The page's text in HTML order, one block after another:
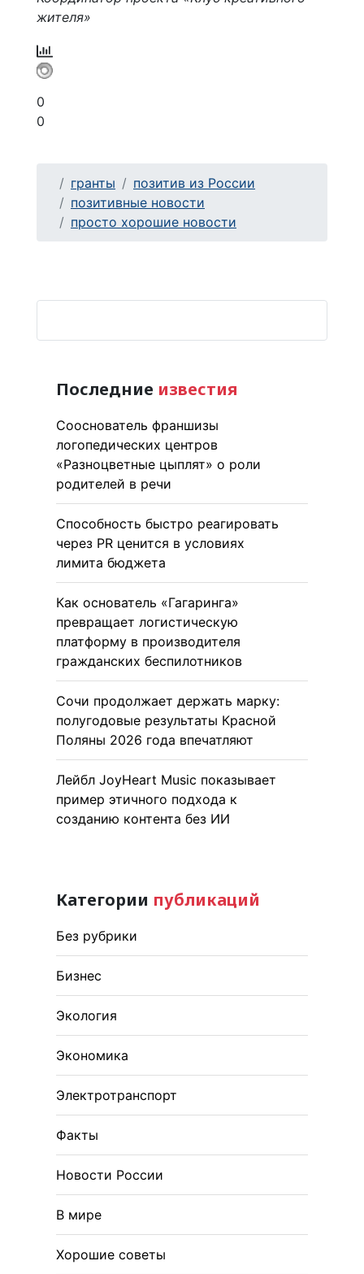
жителя»
0
0
гранты
позитив из России
позитивные новости
просто хорошие новости
Последние известия
Сооснователь франшизы
логопедических центров
«Разноцветные цыплят» о роли
родителей в речи
Способность быстро реагировать
через PR ценится в условиях
лимита бюджета
Как основатель «Гагаринга»
превращает логистическую
платформу в производителя
гражданских беспилотников
Сочи продолжает держать марку:
полугодовые результаты Красной
Поляны 2026 года впечатляют
Лейбл JoyHeart Music показывает
пример этичного подхода к
созданию контента без ИИ
Категории публикаций
Без рубрики
Бизнес
Экология
Экономика
Электротранспорт
Факты
Новости России
В мире
Хорошие советы